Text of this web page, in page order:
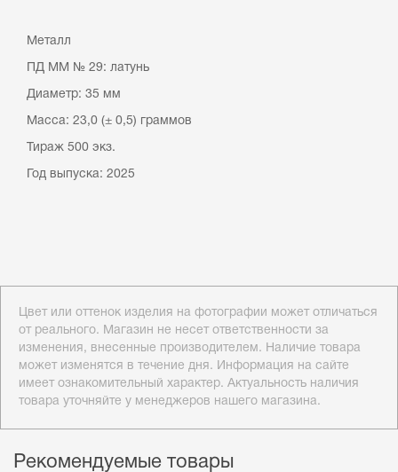
Металл
ПД ММ № 29: латунь
Диаметр: 35 мм
Масса: 23,0 (± 0,5) граммов
Тираж 500 экз.
Год выпуска: 2025
Цвет или оттенок изделия на фотографии может отличаться
от реального. Магазин не несет ответственности за
изменения, внесенные производителем. Наличие товара
может изменятся в течение дня. Информация на сайте
имеет ознакомительный характер. Актуальность наличия
товара уточняйте у менеджеров нашего магазина.
Рекомендуемые товары